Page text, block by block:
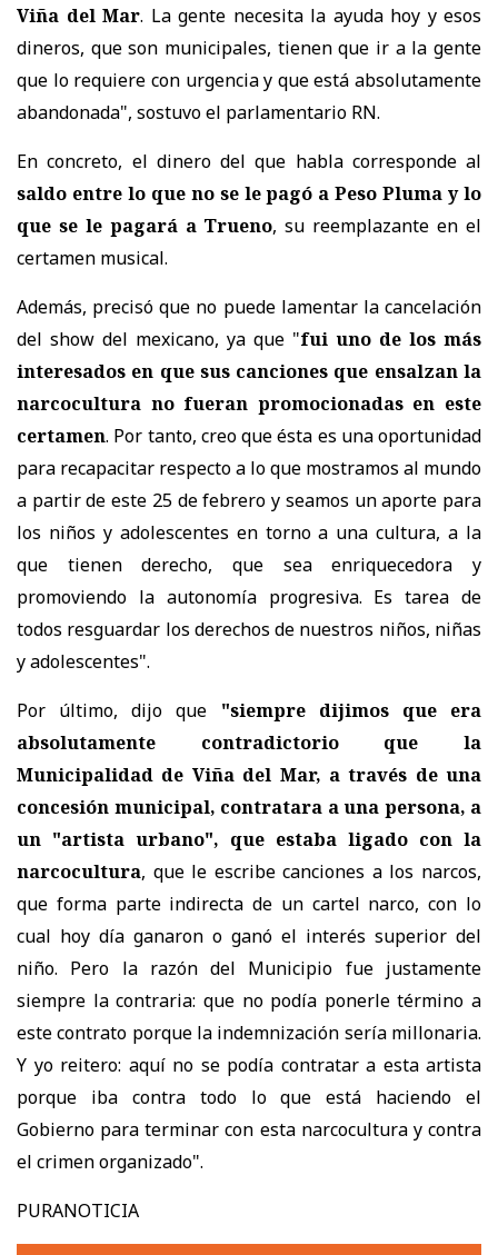
Viña del Mar. La gente necesita la ayuda hoy y esos
dineros, que son municipales, tienen que ir a la gente
que lo requiere con urgencia y que está absolutamente
abandonada", sostuvo el parlamentario RN.
En concreto, el dinero del que habla corresponde al
saldo entre lo que no se le pagó a Peso Pluma y lo
que se le pagará a Trueno, su reemplazante en el
certamen musical.
Además, precisó que no puede lamentar la cancelación
del show del mexicano, ya que "fui uno de los más
interesados en que sus canciones que ensalzan la
narcocultura no fueran promocionadas en este
certamen. Por tanto, creo que ésta es una oportunidad
para recapacitar respecto a lo que mostramos al mundo
a partir de este 25 de febrero y seamos un aporte para
los niños y adolescentes en torno a una cultura, a la
que tienen derecho, que sea enriquecedora y
promoviendo la autonomía progresiva. Es tarea de
todos resguardar los derechos de nuestros niños, niñas
y adolescentes".
Por último, dijo que "siempre dijimos que era
absolutamente contradictorio que la
Municipalidad de Viña del Mar, a través de una
concesión municipal, contratara a una persona, a
un "artista urbano", que estaba ligado con la
narcocultura, que le escribe canciones a los narcos,
que forma parte indirecta de un cartel narco, con lo
cual hoy día ganaron o ganó el interés superior del
niño. Pero la razón del Municipio fue justamente
siempre la contraria: que no podía ponerle término a
este contrato porque la indemnización sería millonaria.
Y yo reitero: aquí no se podía contratar a esta artista
porque iba contra todo lo que está haciendo el
Gobierno para terminar con esta narcocultura y contra
el crimen organizado".
PURANOTICIA